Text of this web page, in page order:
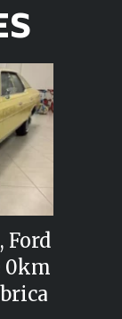
Ford
0km